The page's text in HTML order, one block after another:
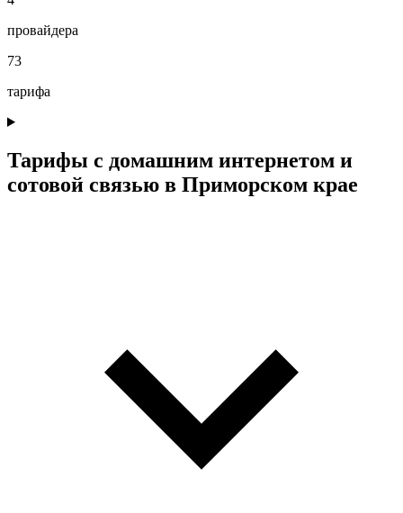
провайдера
73
тарифа
Тарифы с домашним интернетом и
сотовой связью в Приморском крае